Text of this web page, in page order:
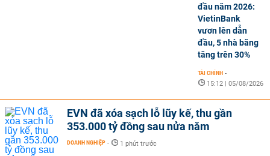
đầu năm 2026:
VietinBank
vươn lên dẫn
đầu, 5 nhà băng
tăng trên 30%
TÀI CHÍNH -
15:12 | 05/08/2026
EVN đã xóa sạch lỗ lũy kế, thu gần
353.000 tỷ đồng sau nửa năm
DOANH NGHIỆP - 1 phút trước